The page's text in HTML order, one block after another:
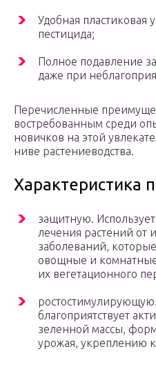
Удобная пластиковая
пестицида;
Полное подавление
даже при
Перечисленные
востребованным среди
новичков на этой
ниве растениеводства.
Характеристика
защитную.
лечения растений
заболеваний,
овощные и
их вегетационного
благоприятствует
зеленной массы,
урожая, укреплению